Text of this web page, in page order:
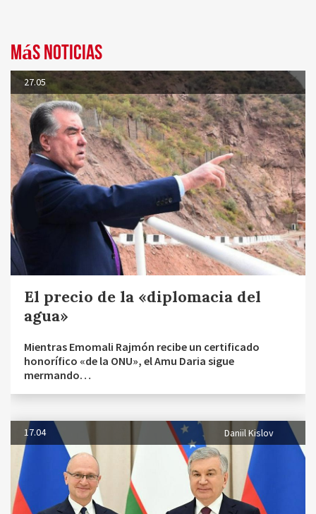
Más noticias
27.05
El precio de la «diplomacia del
agua»
Mientras Emomali Rajmón recibe un certificado
honorífico «de la ONU», el Amu Daria sigue
mermando…
17.04 Daniil Kislov